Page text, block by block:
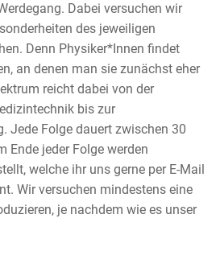
Dabei versuchen wir
des jeweiligen
Denn Physiker*Innen findet
an denen man sie zunächst eher
reicht dabei von der
bis zur
Jede Folge dauert zwischen 30
Ende jeder Folge werden
welche ihr uns gerne per E-Mail
Wir versuchen mindestens eine
je nachdem wie es unser